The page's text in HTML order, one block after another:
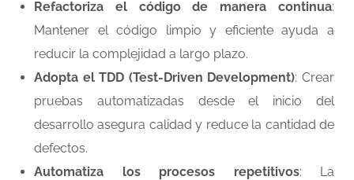
Refactoriza el código de manera continua:
Mantener el código limpio y eficiente ayuda a
reducir la complejidad a largo plazo.
Adopta el TDD (Test-Driven Development): Crear
pruebas automatizadas desde el inicio del
desarrollo asegura calidad y reduce la cantidad de
defectos.
Automatiza los procesos repetitivos: La